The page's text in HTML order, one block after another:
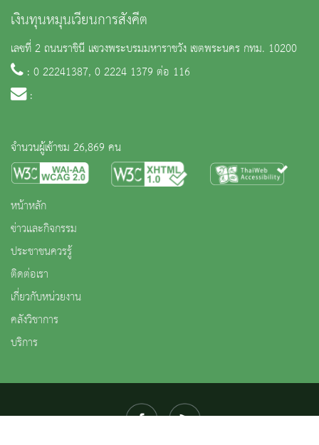
เงินทุนหมุนเวียนการสังคีต
เลขที่ 2 ถนนราชินี แขวงพระบรมมหาราชวัง เขตพระนคร กทม. 10200
: 0 22241387, 0 2224 1379 ต่อ 116
:
จำนวนผู้เข้าชม 26,869 คน
หน้าหลัก
ข่าวและกิจกรรม
ประชาชนควรรู้
ติดต่อเรา
เกี่ยวกับหน่วยงาน
คลังวิชาการ
บริการ